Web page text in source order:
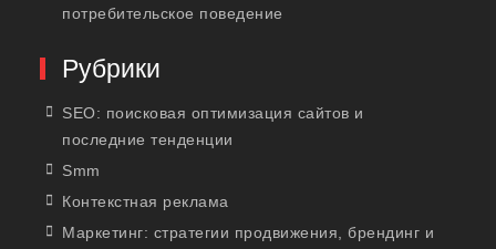
потребительское поведение
Рубрики
SEO: поисковая оптимизация сайтов и
последние тенденции
Smm
Контекстная реклама
Маркетинг: стратегии продвижения, брендинг и